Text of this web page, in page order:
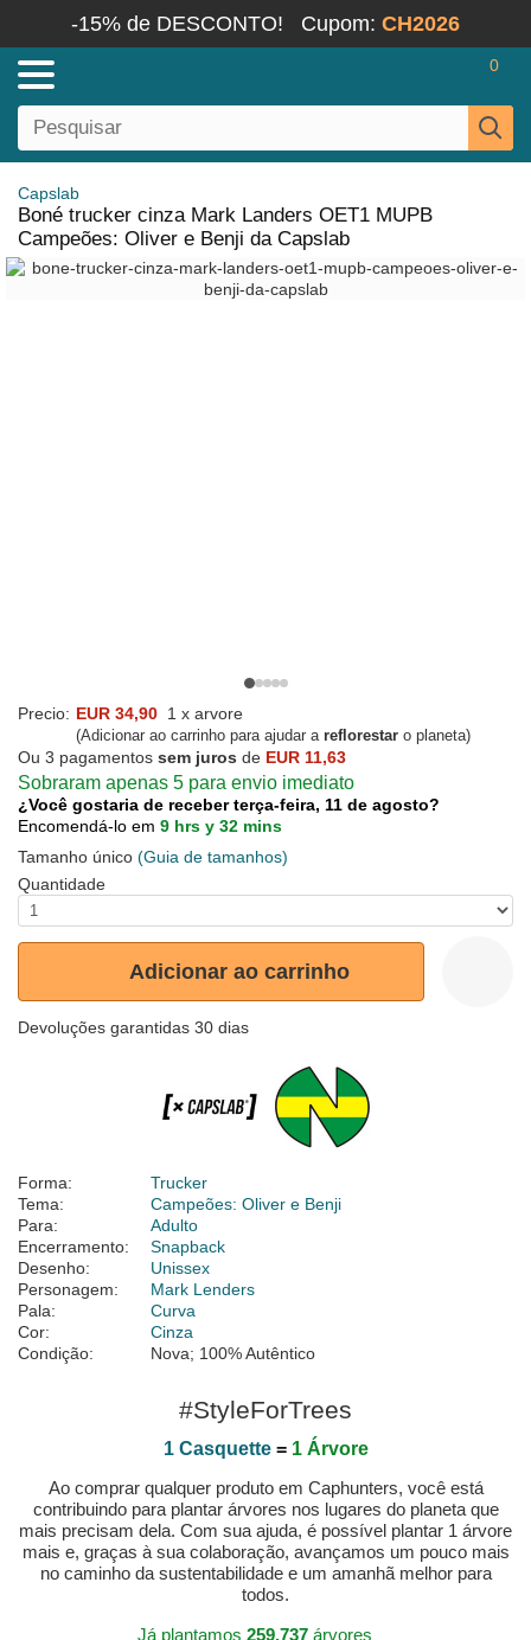
-15% de DESCONTO! Cupom: CH2026
0
Capslab
Boné trucker cinza Mark Landers OET1 MUPB
Campeões: Oliver e Benji da Capslab
Precio: EUR 34,90 1 x arvore
(Adicionar ao carrinho para ajudar a reflorestar o planeta)
Ou 3 pagamentos sem juros de EUR 11,63
Sobraram apenas 5 para envio imediato
¿Você gostaria de receber terça-feira, 11 de agosto?
Encomendá-lo em 9 hrs y 32 mins
Tamanho único (Guia de tamanhos)
Quantidade
Adicionar ao carrinho
Devoluções garantidas 30 dias
Forma:
Trucker
Tema:
Campeões: Oliver e Benji
Para:
Adulto
Encerramento:
Snapback
Desenho:
Unissex
Personagem:
Mark Lenders
Pala:
Curva
Cor:
Cinza
Condição:
Nova; 100% Autêntico
#StyleForTrees
1 Casquette= 1 Árvore
Ao comprar qualquer produto em Caphunters, você está
contribuindo para plantar árvores nos lugares do planeta que
mais precisam dela. Com sua ajuda, é possível plantar 1 árvore
mais e, graças à sua colaboração, avançamos um pouco mais
no caminho da sustentabilidade e um amanhã melhor para
todos.
Já plantamos 259.737árvores